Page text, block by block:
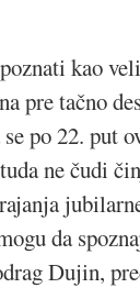
kao
pre tačno
po 22. put
ne čudi
da
Dujin,